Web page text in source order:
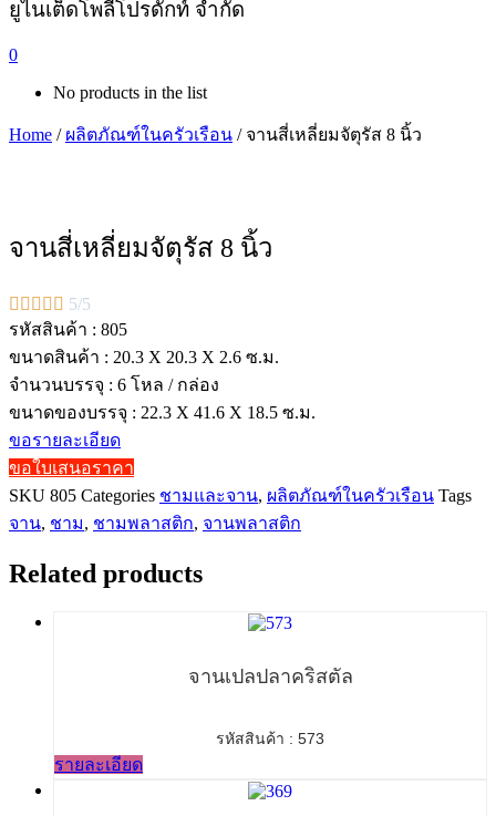
ยูไนเต็ดโพลีโปรดักท์ จำกัด
0
No products in the list
Home / ผลิตภัณฑ์ในครัวเรือน / จานสี่เหลี่ยมจัตุรัส 8 นิ้ว
จานสี่เหลี่ยมจัตุรัส 8 นิ้ว
     5/5
รหัสสินค้า : 805
ขนาดสินค้า : 20.3 X 20.3 X 2.6 ซ.ม.
จำนวนบรรจุ : 6 โหล / กล่อง
ขนาดของบรรจุ : 22.3 X 41.6 X 18.5 ซ.ม.
ขอรายละเอียด
ขอใบเสนอราคา
SKU 805 Categories ชามและจาน, ผลิตภัณฑ์ในครัวเรือน Tags
จาน, ชาม, ชามพลาสติก, จานพลาสติก
Related products
จานเปลปลาคริสตัล
รหัสสินค้า : 573
รายละเอียด